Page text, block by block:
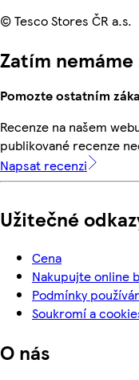
© Tesco Stores ČR a.s.
Zatím
Pomozte ostatním
Recenze na našem
publikované recenze
Napsat recenzi
Užitečné
Cena
Nakupujte online
Podmínky
Soukromí a
O nás